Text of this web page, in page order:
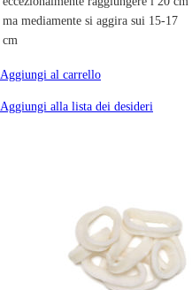
ma mediamente si aggira sui 15-17
cm
Aggiungi al carrello
Aggiungi alla lista dei desideri